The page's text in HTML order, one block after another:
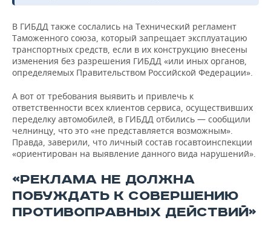
В ГИБДД также сослались на Технический регламент
Таможенного союза, который запрещает эксплуатацию
транспортных средств, если в их конструкцию внесены
изменения без разрешения ГИБДД «или иных органов,
определяемых Правительством Российской Федерации».
А вот от требования выявить и привлечь к
ответственности всех клиентов сервиса, осуществивших
переделку автомобилей, в ГИБДД отбились — сообщили
челнинцу, что это «не представляется возможным».
Правда, заверили, что личный состав госавтоинспекции
«ориентирован на выявление данного вида нарушений».
«РЕКЛАМА НЕ ДОЛЖНА
ПОБУЖДАТЬ К СОВЕРШЕНИЮ
ПРОТИВОПРАВНЫХ ДЕЙСТВИЙ»